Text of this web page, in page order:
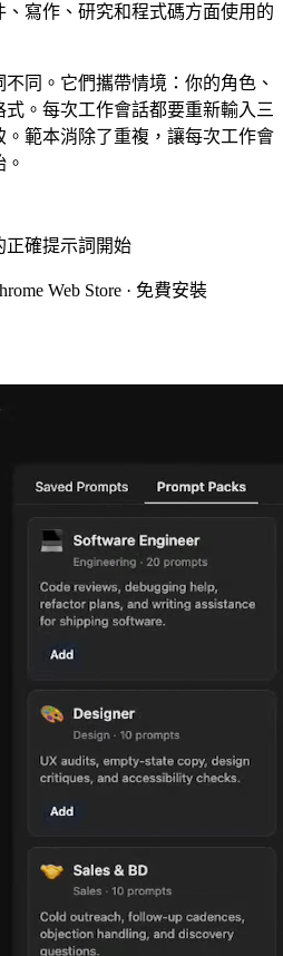
寫作、研究和程式碼方面使用的
同。它們攜帶情境：你的角色、
。每次工作會話都要重新輸入三
範本消除了重複，讓每次工作會
正確提示詞開始
Web Store · 免費安裝